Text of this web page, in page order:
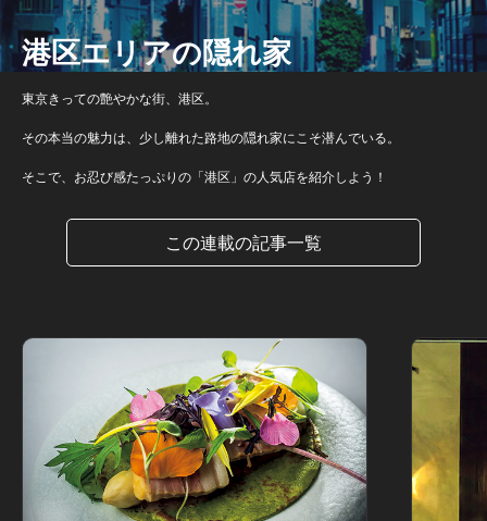
港区エリアの隠れ家
東京きっての艶やかな街、港区。
その本当の魅力は、少し離れた路地の隠れ家にこそ潜んでいる。
そこで、お忍び感たっぷりの「港区」の人気店を紹介しよう！
この連載の記事一覧